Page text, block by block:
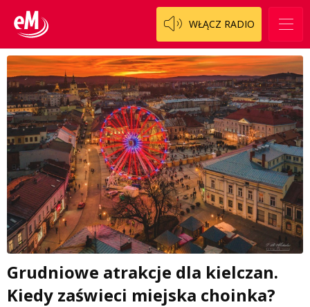
WŁĄCZ RADIO
Grudniowe atrakcje dla kielczan.
Kiedy zaświeci miejska choinka?